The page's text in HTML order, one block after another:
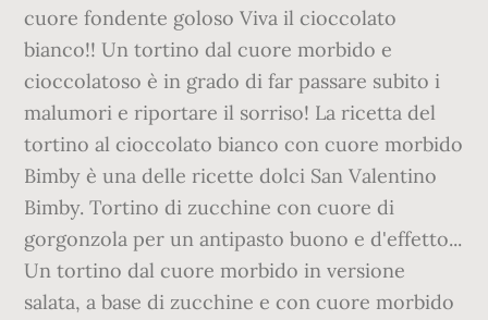
cuore fondente goloso Viva il cioccolato
bianco!! Un tortino dal cuore morbido e
cioccolatoso è in grado di far passare subito i
malumori e riportare il sorriso! La ricetta del
tortino al cioccolato bianco con cuore morbido
Bimby è una delle ricette dolci San Valentino
Bimby. Tortino di zucchine con cuore di
gorgonzola per un antipasto buono e d'effetto...
Un tortino dal cuore morbido in versione
salata, a base di zucchine e con cuore morbido